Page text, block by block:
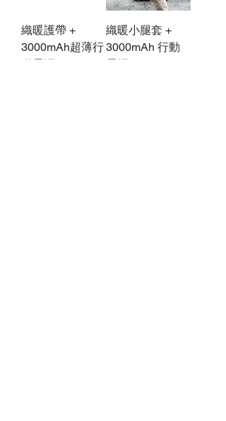
織暖護帶 +
3000mAh超薄行
動電源
織暖小腿套 +
3000mAh 行動
電源